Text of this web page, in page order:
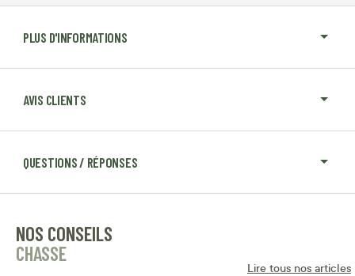
PLUS D'INFORMATIONS
AVIS CLIENTS
QUESTIONS / RÉPONSES
NOS CONSEILS
CHASSE
Lire tous nos articles